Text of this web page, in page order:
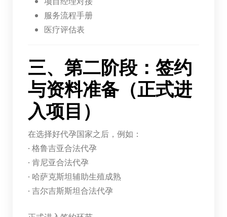
服务流程手册
医疗评估表
三、第二阶段：签约
与资料准备（正式进
入项目）
在选择好代孕国家之后，例如：
· 格鲁吉亚合法代孕
· 肯尼亚合法代孕
· 哈萨克斯坦辅助生殖成熟
· 吉尔吉斯斯坦合法代孕